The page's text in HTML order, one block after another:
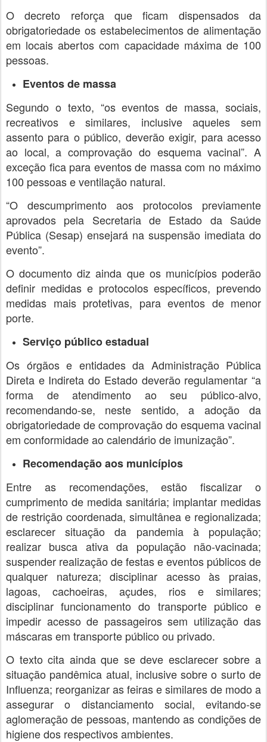
O decreto reforça que ficam dispensados da
obrigatoriedade os estabelecimentos de alimentação
em locais abertos com capacidade máxima de 100
pessoas.
Eventos de massa
Segundo o texto, “os eventos de massa, sociais,
recreativos e similares, inclusive aqueles sem
assento para o público, deverão exigir, para acesso
ao local, a comprovação do esquema vacinal”. A
exceção fica para eventos de massa com no máximo
100 pessoas e ventilação natural.
“O descumprimento aos protocolos previamente
aprovados pela Secretaria de Estado da Saúde
Pública (Sesap) ensejará na suspensão imediata do
evento”.
O documento diz ainda que os municípios poderão
definir medidas e protocolos específicos, prevendo
medidas mais protetivas, para eventos de menor
porte.
Serviço público estadual
Os órgãos e entidades da Administração Pública
Direta e Indireta do Estado deverão regulamentar “a
forma de atendimento ao seu público-alvo,
recomendando-se, neste sentido, a adoção da
obrigatoriedade de comprovação do esquema vacinal
em conformidade ao calendário de imunização”.
Recomendação aos municípios
Entre as recomendações, estão fiscalizar o
cumprimento de medida sanitária; implantar medidas
de restrição coordenada, simultânea e regionalizada;
esclarecer situação da pandemia à população;
realizar busca ativa da população não-vacinada;
suspender realização de festas e eventos públicos de
qualquer natureza; disciplinar acesso às praias,
lagoas, cachoeiras, açudes, rios e similares;
disciplinar funcionamento do transporte público e
impedir acesso de passageiros sem utilização das
máscaras em transporte público ou privado.
O texto cita ainda que se deve esclarecer sobre a
situação pandêmica atual, inclusive sobre o surto de
Influenza; reorganizar as feiras e similares de modo a
assegurar o distanciamento social, evitando-se
aglomeração de pessoas, mantendo as condições de
higiene dos respectivos ambientes.